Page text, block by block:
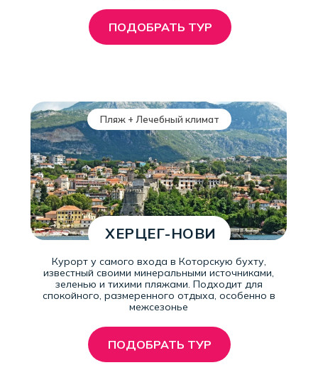
Пляж + Лечебный климат
Курорт у самого входа в Которскую бухту,
известный своими минеральными источниками,
зеленью и тихими пляжами. Подходит для
спокойного, размеренного отдыха, особенно в
межсезонье
ХЕРЦЕГ-НОВИ
ПОДОБРАТЬ ТУР
ПОДОБРАТЬ ТУР